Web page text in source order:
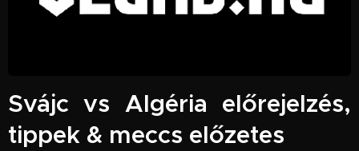
Svájc vs Algéria előrejelzés,
tippek & meccs előzetes